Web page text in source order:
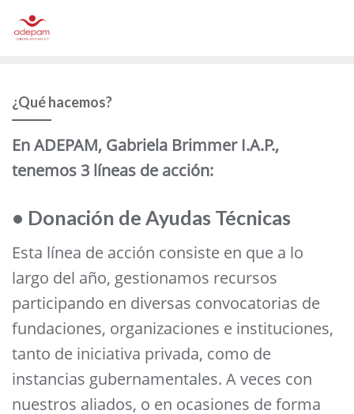
¿Qué hacemos?
En ADEPAM, Gabriela Brimmer I.A.P.,
tenemos 3 líneas de acción:
• Donación de Ayudas Técnicas
Esta línea de acción consiste en que a lo
largo del año, gestionamos recursos
participando en diversas convocatorias de
fundaciones, organizaciones e instituciones,
tanto de iniciativa privada, como de
instancias gubernamentales. A veces con
nuestros aliados, o en ocasiones de forma